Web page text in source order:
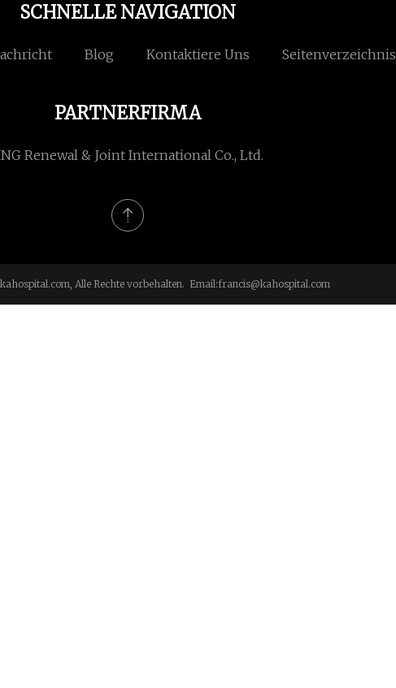
SCHNELLE NAVIGATION
Blog Kontaktiere Uns Seitenverzeichnis
PARTNERFIRMA
Renewal & Joint International Co., Ltd.
Alle Rechte vorbehalten. Email:francis@kahospital.com